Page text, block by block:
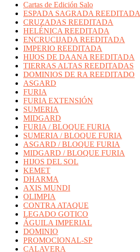
Cartas de Edición Salo
ESPADA SAGRADA REEDITADA
CRUZADAS REEDITADA
HELÉNICA REEDITADA
ENCRUCIJADA REEDITADA
IMPERIO REEDITADA
HIJOS DE DAANA REEDITADA
TIERRAS ALTAS REEDITADAS
DOMINIOS DE RA REEDITADO
ASGARD
FURIA
FURIA EXTENSIÓN
SUMERIA
MIDGARD
FURIA / BLOQUE FURIA
SUMERIA / BLOQUE FURIA
ASGARD / BLOQUE FURIA
MIDGARD / BLOQUE FURIA
HIJOS DEL SOL
KEMET
DHARMA
AXIS MUNDI
OLIMPIA
CONTRA ATAQUE
LEGADO GOTICO
ÁGUILA IMPERIAL
DOMINIO
PROMOCIONAL-SP
CALAVERA